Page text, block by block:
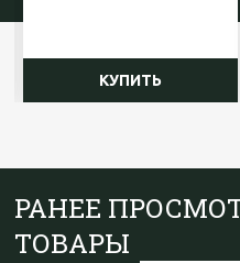
КУПИТЬ
РАНЕЕ
ТОВАРЫ